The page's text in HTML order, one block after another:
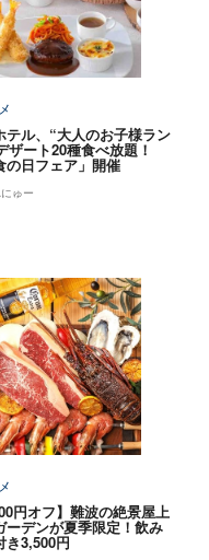
テル、“大人のお子様ラン
ザート20種食べ放題！
の日フェア」開催
ゅー
円オフ】難波の絶景屋上
ーデンが夏季限定！飲み
き3,500円